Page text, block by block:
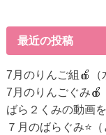
へ
の
リ
ン
ク
最近の投稿
7月のりんご組🍎（
7月のりんごぐみ🍎
ばら２くみの動画
７月のばらぐみ⭐